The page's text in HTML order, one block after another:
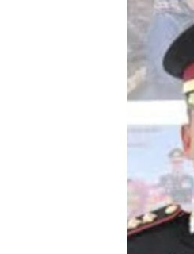
sumbar
live